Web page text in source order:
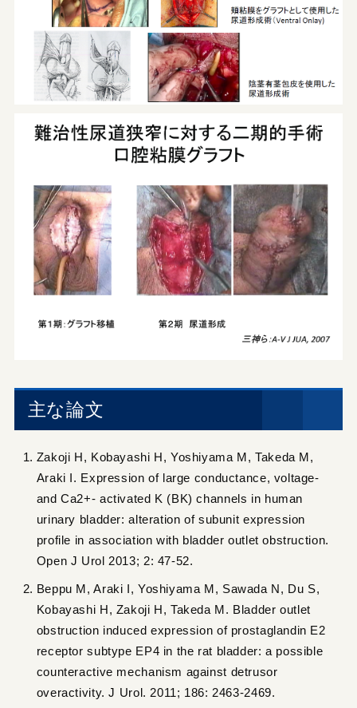
主な論文
Zakoji H, Kobayashi H, Yoshiyama M, Takeda M,
Araki I. Expression of large conductance, voltage-
and Ca2+- activated K (BK) channels in human
urinary bladder: alteration of subunit expression
profile in association with bladder outlet obstruction.
Open J Urol 2013; 2: 47-52.
Beppu M, Araki I, Yoshiyama M, Sawada N, Du S,
Kobayashi H, Zakoji H, Takeda M. Bladder outlet
obstruction induced expression of prostaglandin E2
receptor subtype EP4 in the rat bladder: a possible
counteractive mechanism against detrusor
overactivity. J Urol. 2011; 186: 2463-2469.